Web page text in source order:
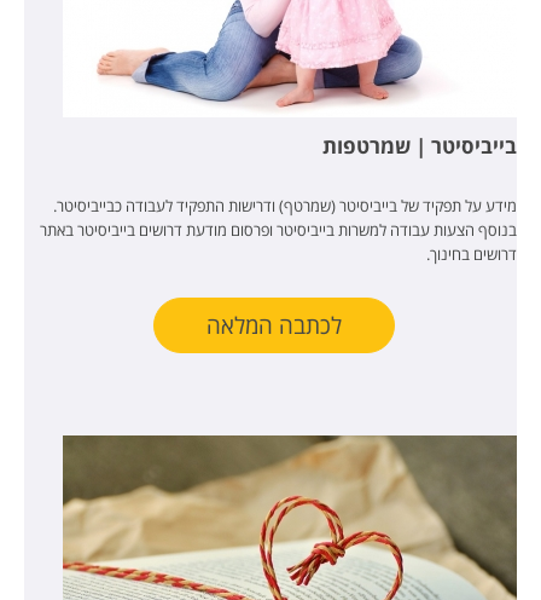
בייביסיטר | שמרטפות
מידע על תפקיד של בייביסיטר (שמרטף) ודרישות התפקיד לעבודה כבייביסיטר.
בנוסף הצעות עבודה למשרות בייביסיטר ופרסום מודעת דרושים בייביסיטר באתר
דרושים בחינוך.
לכתבה המלאה